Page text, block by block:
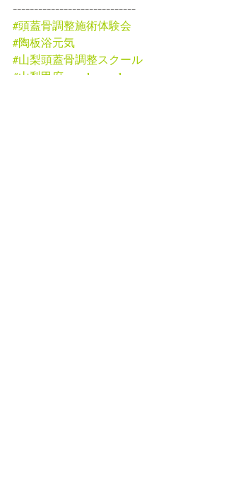
‐‐‐‐‐‐‐‐‐‐‐‐‐‐‐‐‐‐‐‐‐‐‐‐‐‐‐‐‐
#頭蓋骨調整施術体験会
#陶板浴元気
#山梨頭蓋骨調整スクール
#山梨甲府nanohanasalon